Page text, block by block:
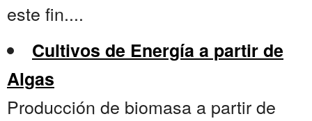
este fin....
Cultivos de Energía a partir de
Algas
Producción de biomasa a partir de